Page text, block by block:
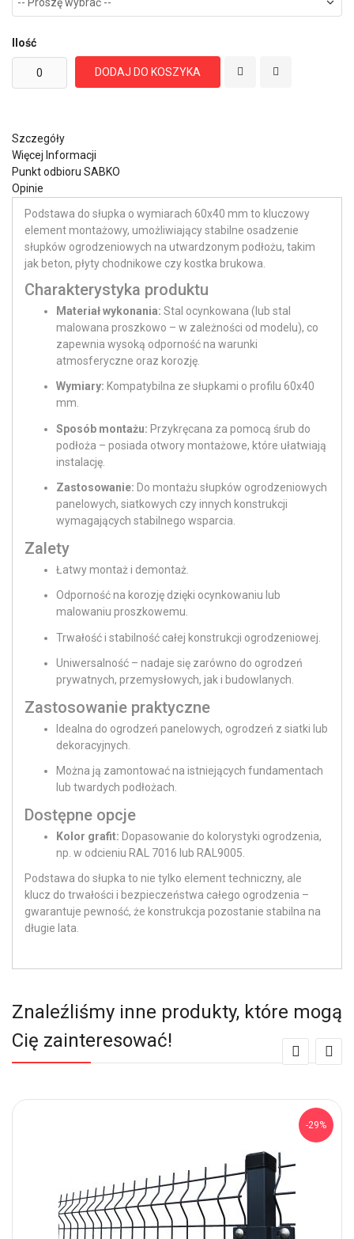
Ilość
DODAJ DO KOSZYKA
Szczegóły
Więcej Informacji
Punkt odbioru SABKO
Opinie
Podstawa do słupka o wymiarach 60x40 mm to kluczowy
element montażowy, umożliwiający stabilne osadzenie
słupków ogrodzeniowych na utwardzonym podłożu, takim
jak beton, płyty chodnikowe czy kostka brukowa.
Charakterystyka produktu
Materiał wykonania: Stal ocynkowana (lub stal
malowana proszkowo – w zależności od modelu), co
zapewnia wysoką odporność na warunki
atmosferyczne oraz korozję.
Wymiary: Kompatybilna ze słupkami o profilu 60x40
mm.
Sposób montażu: Przykręcana za pomocą śrub do
podłoża – posiada otwory montażowe, które ułatwiają
instalację.
Zastosowanie: Do montażu słupków ogrodzeniowych
panelowych, siatkowych czy innych konstrukcji
wymagających stabilnego wsparcia.
Zalety
Łatwy montaż i demontaż.
Odporność na korozję dzięki ocynkowaniu lub
malowaniu proszkowemu.
Trwałość i stabilność całej konstrukcji ogrodzeniowej.
Uniwersalność – nadaje się zarówno do ogrodzeń
prywatnych, przemysłowych, jak i budowlanych.
Zastosowanie praktyczne
Idealna do ogrodzeń panelowych, ogrodzeń z siatki lub
dekoracyjnych.
Można ją zamontować na istniejących fundamentach
lub twardych podłożach.
Dostępne opcje
Kolor grafit: Dopasowanie do kolorystyki ogrodzenia,
np. w odcieniu RAL 7016 lub RAL9005.
Podstawa do słupka to nie tylko element techniczny, ale
klucz do trwałości i bezpieczeństwa całego ogrodzenia –
gwarantuje pewność, że konstrukcja pozostanie stabilna na
długie lata.
Znaleźliśmy inne produkty, które mogą
Cię zainteresować!
-29%